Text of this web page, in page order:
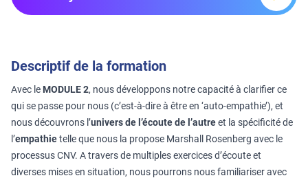
Descriptif de la formation
Avec le MODULE 2, nous développons notre capacité à clarifier ce
qui se passe pour nous (c’est-à-dire à être en ‘auto-empathie’), et
nous découvrons l’univers de l’écoute de l’autreet la spécificité de
l’empathietelle que nous la propose Marshall Rosenberg avec le
processus CNV. A travers de multiples exercices d’écoute et
diverses mises en situation, nous pourrons nous familiariser avec